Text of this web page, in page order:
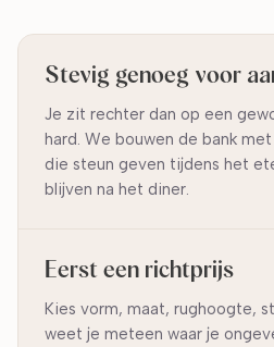
Stevig genoeg voor
Je zit rechter dan op een
hard. We bouwen de bank
die steun geven tijdens het
blijven na het diner.
Eerst een richtprijs
Kies vorm, maat, rughoogte,
weet je meteen waar je